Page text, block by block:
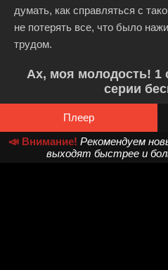
думать, как справляться с
не потерять все, что было
трудом.
Ах, моя молодость! 1
серии
Плеер
📣 Внимание! Рекомендуем
выходят быстрее и